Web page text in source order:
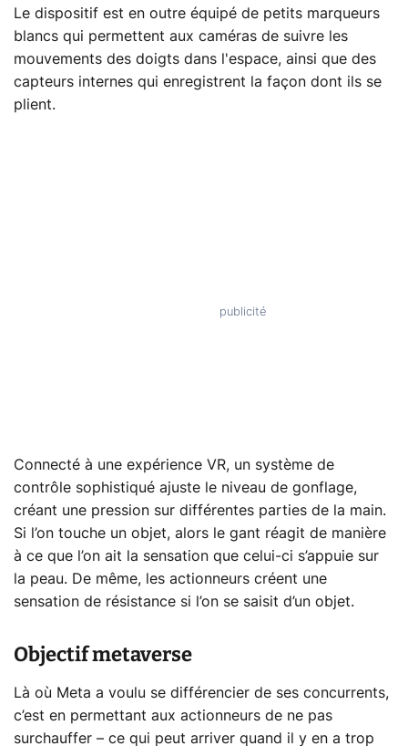
Le dispositif est en outre équipé de petits marqueurs
blancs qui permettent aux caméras de suivre les
mouvements des doigts dans l'espace, ainsi que des
capteurs internes qui enregistrent la façon dont ils se
plient.
Connecté à une expérience VR, un système de
contrôle sophistiqué ajuste le niveau de gonflage,
créant une pression sur différentes parties de la main.
Si l’on touche un objet, alors le gant réagit de manière
à ce que l’on ait la sensation que celui-ci s’appuie sur
la peau. De même, les actionneurs créent une
sensation de résistance si l’on se saisit d’un objet.
Objectif metaverse
Là où Meta a voulu se différencier de ses concurrents,
c’est en permettant aux actionneurs de ne pas
surchauffer – ce qui peut arriver quand il y en a trop